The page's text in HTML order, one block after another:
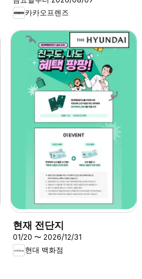
카카오프렌즈
현재 전단지
01/20 〜 2026/12/31
현대 백화점